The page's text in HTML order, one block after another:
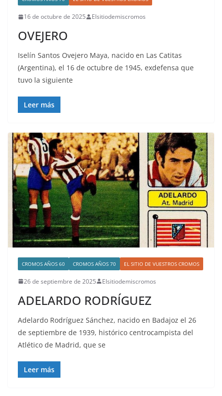
16 de octubre de 2025 Elsitiodemiscromos
OVEJERO
Iselín Santos Ovejero Maya, nacido en Las Catitas
(Argentina), el 16 de octubre de 1945, exdefensa que
tuvo la siguiente
Leer más
CROMOS AÑOS 60 CROMOS AÑOS 70 EL SITIO DE VUESTROS CROMOS
26 de septiembre de 2025 Elsitiodemiscromos
ADELARDO RODRÍGUEZ
Adelardo Rodríguez Sánchez, nacido en Badajoz el 26
de septiembre de 1939, histórico centrocampista del
Atlético de Madrid, que se
Leer más